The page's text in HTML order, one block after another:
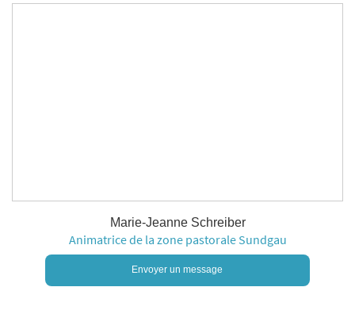
Marie-Jeanne Schreiber
Animatrice de la zone pastorale Sundgau
Envoyer un message